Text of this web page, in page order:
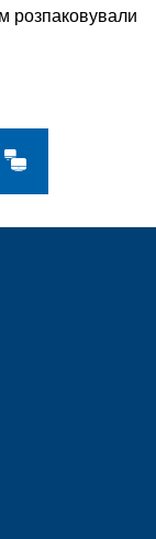
розпаковували